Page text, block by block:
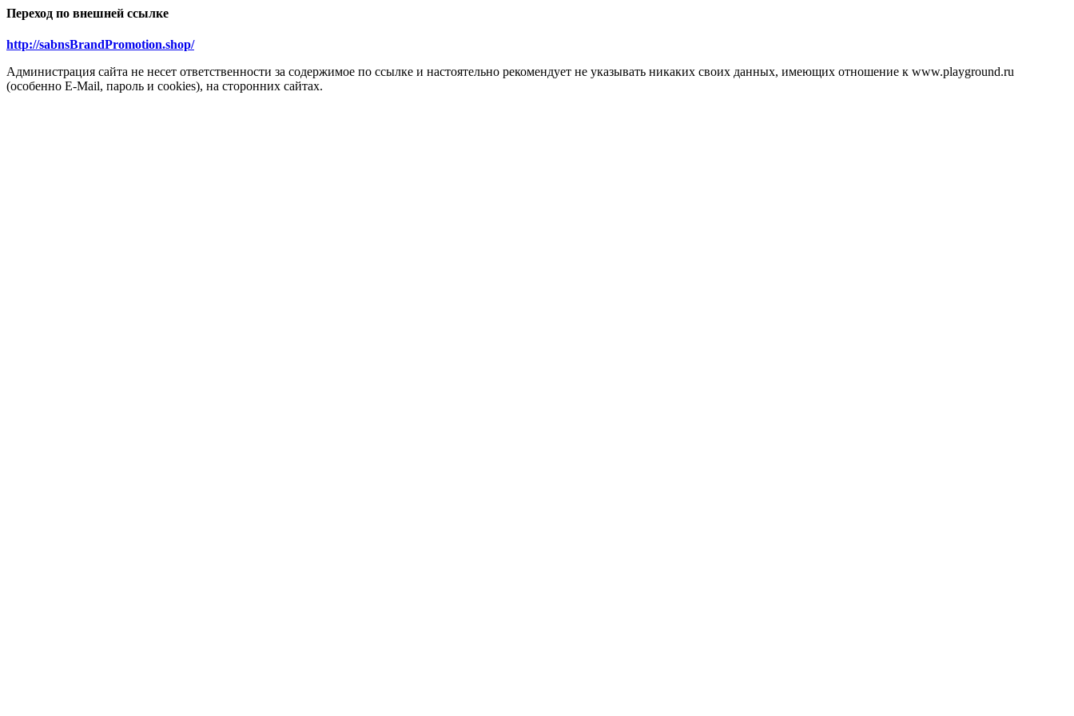
Переход по внешней ссылке
http://sabnsBrandPromotion.shop/
Администрация сайта не несет ответственности за содержимое по ссылке и настоятельно рекомендует не указывать никаких своих данных, имеющих отношение к www.playground.ru
(особенно E-Mail, пароль и cookies), на сторонних сайтах.